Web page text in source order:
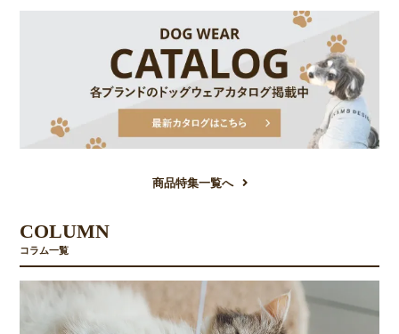
商品特集一覧へ
COLUMN
コラム一覧